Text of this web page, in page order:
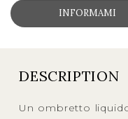
INFORMAMI
DESCRIPTION
Un ombretto